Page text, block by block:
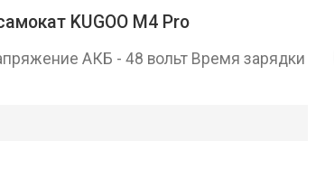
KUGOO М4 Pro
АКБ - 48 вольт Время зарядки